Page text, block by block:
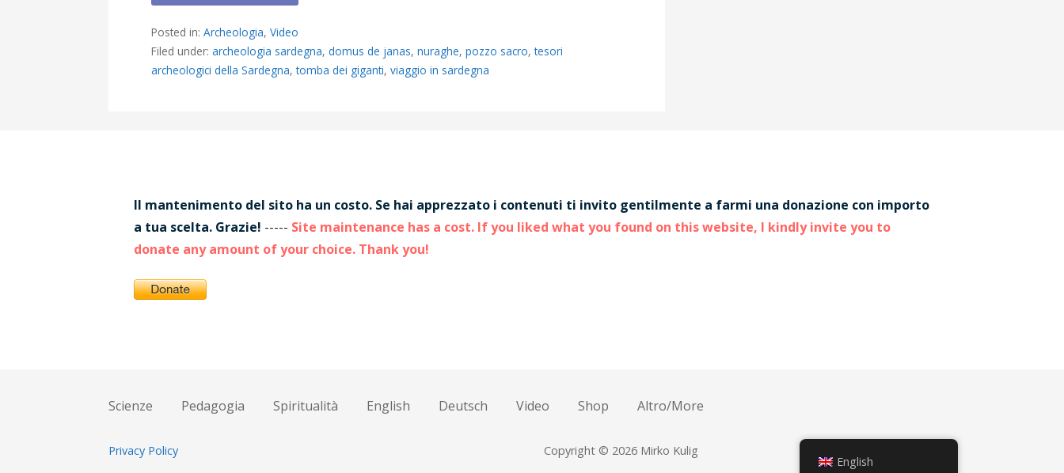
Posted in:Archeologia,Video
Filed under:archeologia sardegna, domus de janas,nuraghe,pozzo sacro,tesori
archeologici della Sardegna,tomba dei giganti,viaggio in sardegna
Il mantenimento del sito ha un costo. Se hai apprezzato i contenuti ti invito gentilmente a farmi una donazione con importo
a tua scelta. Grazie! ----- Site maintenance has a cost. If you liked what you found on this website, I kindly invite you to
donate any amount of your choice. Thank you!
Scienze Pedagogia Spiritualità English Deutsch Video Shop Altro/More
Privacy Policy Copyright © 2026 Mirko Kulig
English